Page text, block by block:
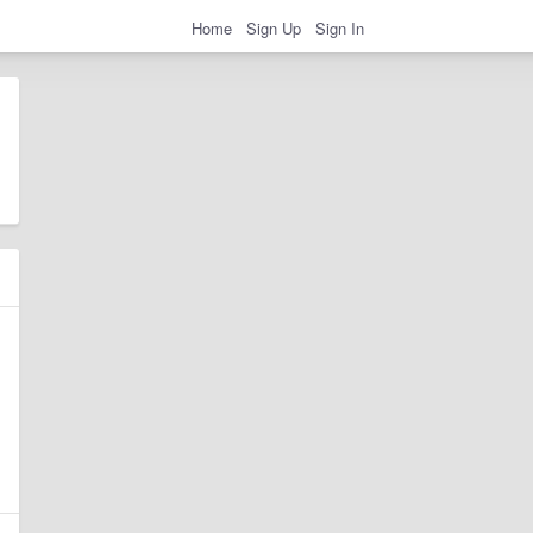
Home Sign Up Sign In